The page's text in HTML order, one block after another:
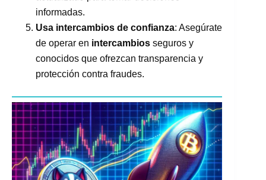
informadas.
Usa intercambios de confianza: Asegúrate
de operar en intercambios seguros y
conocidos que ofrezcan transparencia y
protección contra fraudes.